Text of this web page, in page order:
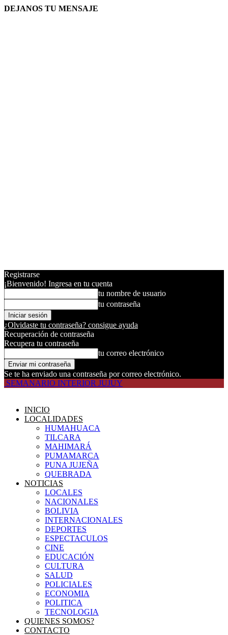
DEJANOS TU MENSAJE
Registrarse
¡Bienvenido! Ingresa en tu cuenta
tu nombre de usuario
tu contraseña
¿Olvidaste tu contraseña? consigue ayuda
Recuperación de contraseña
Recupera tu contraseña
tu correo electrónico
Se te ha enviado una contraseña por correo electrónico.
SEMANARIO INTERIOR JUJUY
INICIO
LOCALIDADES
HUMAHUACA
TILCARA
MAHIMARÁ
PUMAMARCA
PUNA JUJEÑA
QUEBRADA
NOTICIAS
LOCALES
NACIONALES
BOLIVIA
INTERNACIONALES
DEPORTES
ESPECTACULOS
CINE
EDUCACIÓN
CULTURA
SALUD
POLICIALES
ECONOMIA
POLITICA
TECNOLOGIA
QUIENES SOMOS?
CONTACTO